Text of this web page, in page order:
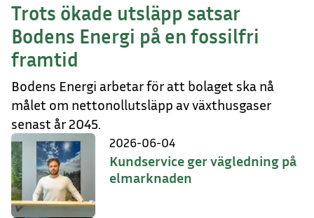
Trots ökade utsläpp satsar
Bodens Energi på en fossilfri
framtid
Bodens Energi arbetar för att bolaget ska nå
målet om nettonollutsläpp av växthusgaser
senast år 2045.
2026-06-04
Kundservice ger vägledning på
elmarknaden